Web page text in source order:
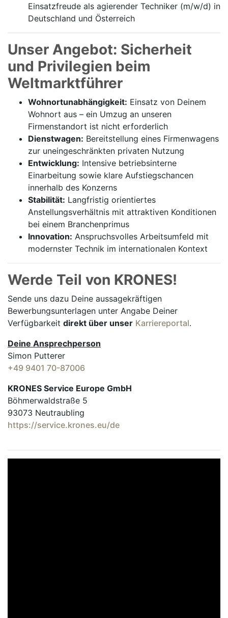
Einsatzfreude als agierender Techniker (m/w/d) in
Deutschland und Österreich
Unser Angebot: Sicherheit
und Privilegien beim
Weltmarktführer
Wohnortunabhängigkeit: Einsatz von Deinem
Wohnort aus – ein Umzug an unseren
Firmenstandort ist nicht erforderlich
Dienstwagen: Bereitstellung eines Firmenwagens
zur uneingeschränkten privaten Nutzung
Entwicklung: Intensive betriebsinterne
Einarbeitung sowie klare Aufstiegschancen
innerhalb des Konzerns
Stabilität: Langfristig orientiertes
Anstellungsverhältnis mit attraktiven Konditionen
bei einem Branchenprimus
Innovation: Anspruchsvolles Arbeitsumfeld mit
modernster Technik im internationalen Kontext
Werde Teil von KRONES!
Sende uns dazu Deine aussage­kräftigen
Bewerbungsunterlagen unter Angabe Deiner
Verfügbarkeit direkt über unser Karriereportal.
Deine Ansprechperson
Simon Putterer
+49 9401 70-87006
KRONES Service Europe GmbH
Böhmerwaldstraße 5
93073 Neutraubling
https://service.krones.eu/de